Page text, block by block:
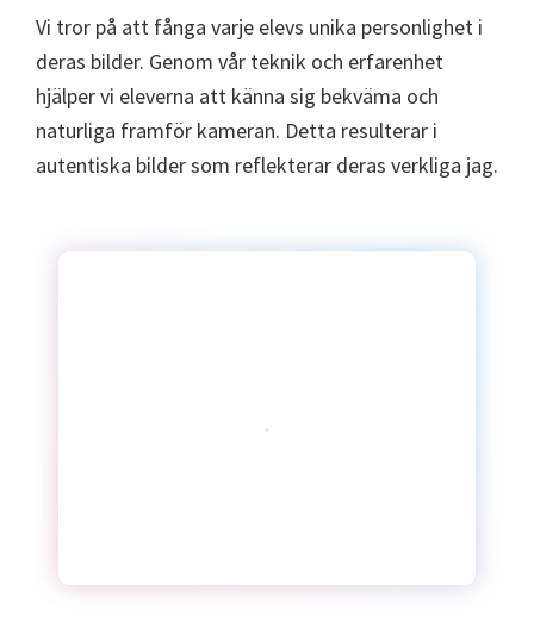
Vi tror på att fånga varje elevs unika personlighet i
deras bilder. Genom vår teknik och erfarenhet
hjälper vi eleverna att känna sig bekväma och
naturliga framför kameran. Detta resulterar i
autentiska bilder som reflekterar deras verkliga jag.